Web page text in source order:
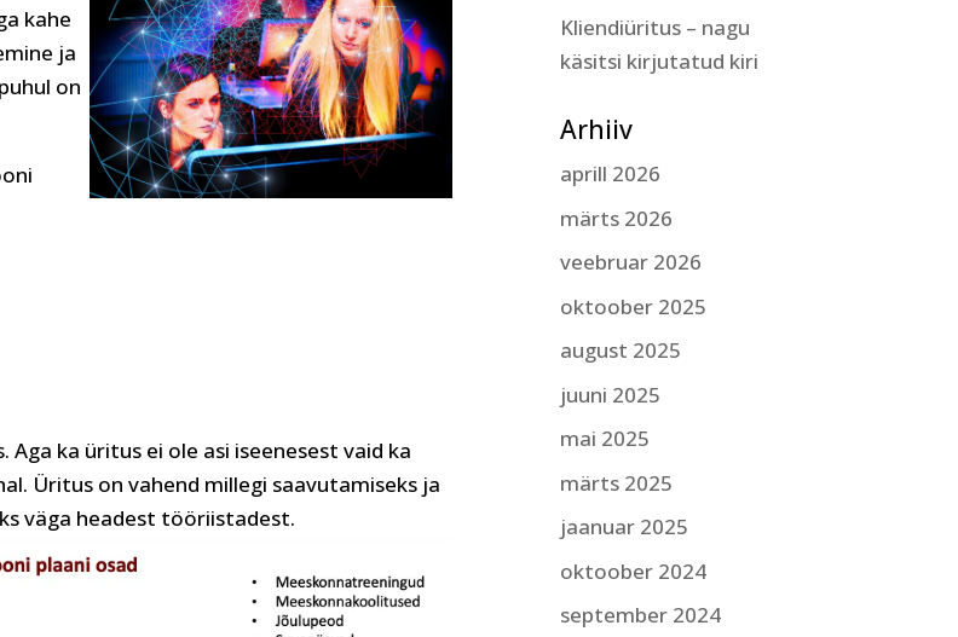
kahe
ja
on
ka üritus ei ole asi iseenesest vaid ka
Üritus on vahend millegi saavutamiseks ja
väga headest tööriistadest.
Kliendiüritus – nagu
käsitsi kirjutatud kiri
Arhiiv
aprill 2026
märts 2026
veebruar 2026
oktoober 2025
august 2025
juuni 2025
mai 2025
märts 2025
jaanuar 2025
oktoober 2024
september 2024